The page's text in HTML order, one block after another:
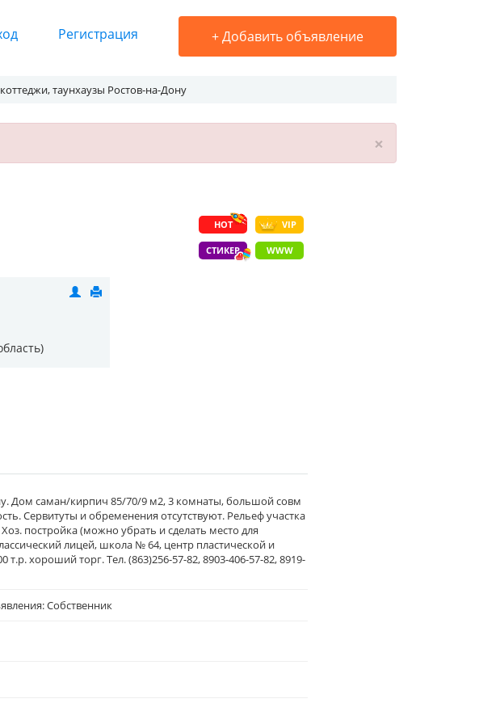
Регистрация +Добавить объявление
таунхаузы Ростов-на-Дону
×
HOT VIP
СТИКЕР WWW
Дом саман/кирпич 85/70/9 м2, 3 комнаты, большой совм
Сервитуты и обременения отсутствуют. Рельеф участка
постройка (можно убрать и сделать место для
лицей, школа № 64, центр пластической и
хороший торг. Тел. (863)256-57-82, 8903-406-57-82, 8919-
Собственник